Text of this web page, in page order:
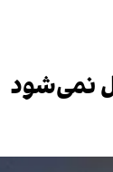
نمی‌شود